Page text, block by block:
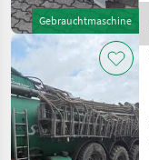
Gebrauchtmaschine